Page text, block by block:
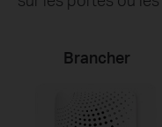
Brancher